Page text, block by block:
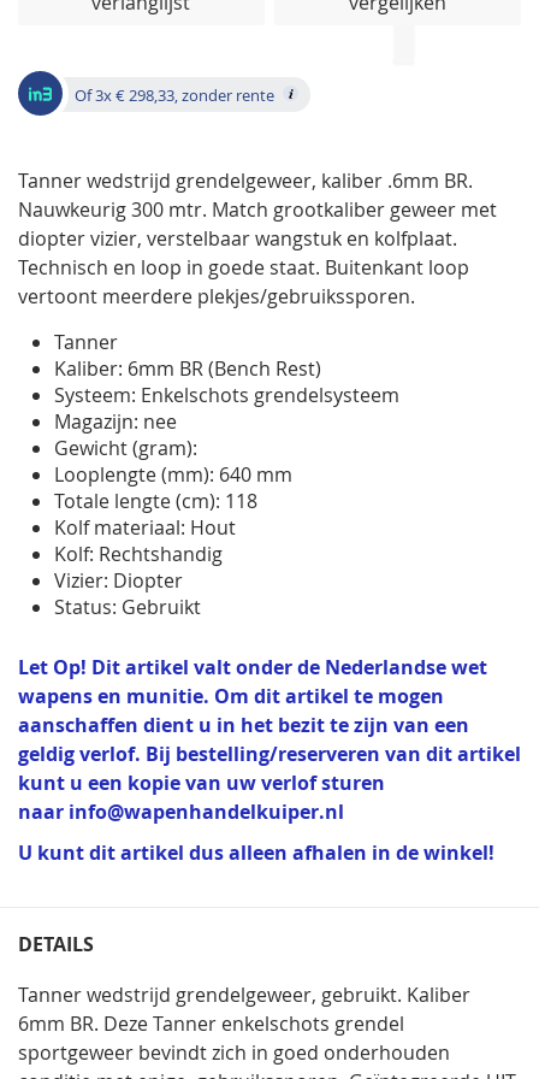
Of 3x € 298,33, zonder rente
Tanner wedstrijd grendelgeweer, kaliber .6mm BR.
Nauwkeurig 300 mtr. Match grootkaliber geweer met
diopter vizier, verstelbaar wangstuk en kolfplaat.
Technisch en loop in goede staat. Buitenkant loop
vertoont meerdere plekjes/gebruikssporen.
Tanner
Kaliber: 6mm BR (Bench Rest)
Systeem: Enkelschots grendelsysteem
Magazijn: nee
Gewicht (gram):
Looplengte (mm): 640 mm
Totale lengte (cm): 118
Kolf materiaal: Hout
Kolf: Rechtshandig
Vizier: Diopter
Status: Gebruikt
Let Op! Dit artikel valt onder de Nederlandse wet
wapens en munitie. Om dit artikel te mogen
aanschaffen dient u in het bezit te zijn van een
geldig verlof. Bij bestelling/reserveren van dit artikel
kunt u een kopie van uw verlof sturen
naar info@wapenhandelkuiper.nl
U kunt dit artikel dus alleen afhalen in de winkel!
DETAILS
Tanner wedstrijd grendelgeweer, gebruikt. Kaliber
6mm BR. Deze Tanner enkelschots grendel
sportgeweer bevindt zich in goed onderhouden